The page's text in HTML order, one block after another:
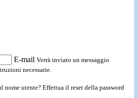
E-mail Verrà inviato un messaggio
necessarie.
nome utente? Effettua il reset della password